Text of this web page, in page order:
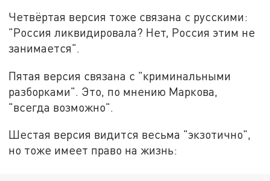
Четвёртая версия тоже связана с русскими:
"Россия ликвидировала? Нет, Россия этим не
занимается".
Пятая версия связана с "криминальными
разборками". Это, по мнению Маркова,
"всегда возможно".
Шестая версия видится весьма "экзотично",
но тоже имеет право на жизнь: